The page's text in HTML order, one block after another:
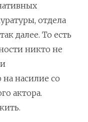
отдела
далее. То есть
никто не
насилие со
актора.